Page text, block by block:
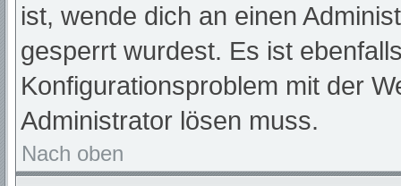
ist, wende dich an einen
gesperrt wurdest. Es ist
Konfigurationsproblem mit der
Administrator lösen muss.
Nach oben